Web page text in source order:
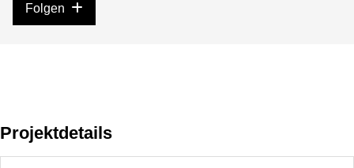
Folgen
Projektdetails